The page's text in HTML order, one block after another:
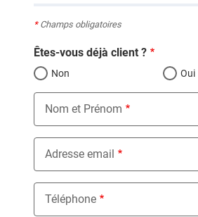
*Champs obligatoires
Êtes-vous déjà client ?
Non Oui
Nom et Prénom
Adresse email
Téléphone